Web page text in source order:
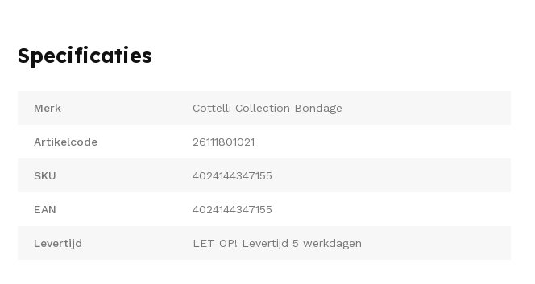
Specificaties
Merk Cottelli Collection Bondage
Artikelcode 26111801021
SKU 4024144347155
EAN 4024144347155
Levertijd LET OP! Levertijd 5 werkdagen